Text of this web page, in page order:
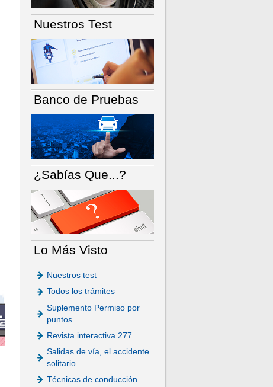
Nuestros Test
Banco de Pruebas
¿Sabías Que...?
Lo Más Visto
Nuestros test
Todos los trámites
Suplemento Permiso por
puntos
Revista interactiva 277
Salidas de vía, el accidente
solitario
Técnicas de conducción